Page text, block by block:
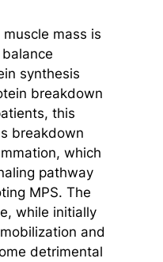
mass is
synthesis
breakdown
this
breakdown
which
pathway
MPS. The
while initially
and
detrimental